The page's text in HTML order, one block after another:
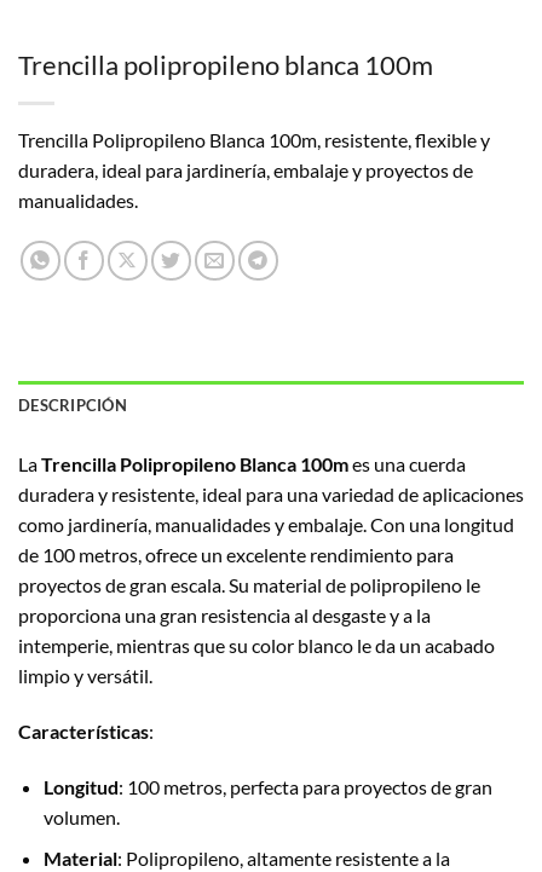
Trencilla polipropileno blanca 100m
Trencilla Polipropileno Blanca 100m, resistente, flexible y
duradera, ideal para jardinería, embalaje y proyectos de
manualidades.
DESCRIPCIÓN
LaTrencilla Polipropileno Blanca 100mes una cuerda
duradera y resistente, ideal para una variedad de aplicaciones
como jardinería, manualidades y embalaje. Con una longitud
de 100 metros, ofrece un excelente rendimiento para
proyectos de gran escala. Su material de polipropileno le
proporciona una gran resistencia al desgaste y a la
intemperie, mientras que su color blanco le da un acabado
limpio y versátil.
Características:
Longitud: 100 metros, perfecta para proyectos de gran
volumen.
Material: Polipropileno, altamente resistente a la